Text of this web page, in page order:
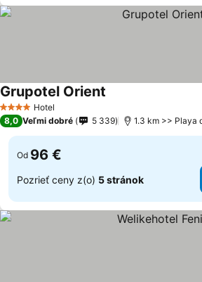
4 Počet hviezdičiek
Hotel
Grupotel Orient
8,0 Veľmi dobré 5 339 1.3 km >> Playa
Od 96 €
Pozrieť ceny z(o) 5 stránok